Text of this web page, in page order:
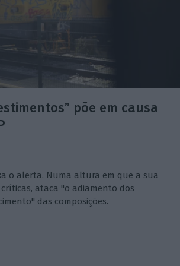
põe em causa
o alerta. Numa altura em que a sua
ataca "o adiamento dos
das composições.